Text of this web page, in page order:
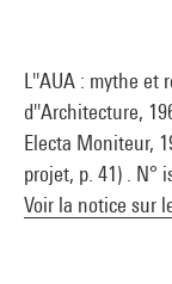
L''AUA : mythe et
d''Architecture,
Electa Moniteur,
projet, p. 41) . N°
Voir la notice sur